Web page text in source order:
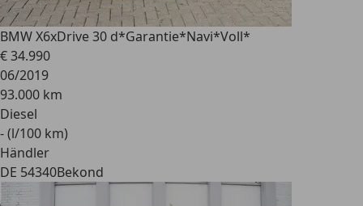
BMW X6xDrive 30 d*Garantie*Navi*Voll*
€ 34.990
06/2019
93.000 km
Diesel
- (l/100 km)
Händler
DE 54340Bekond